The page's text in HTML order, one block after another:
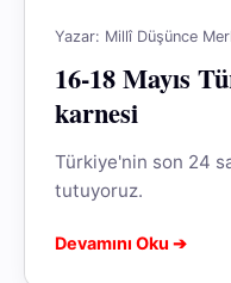
Yazar: Millî Düşünce
16-18 Mayıs
karnesi
Türkiye'nin son 24
tutuyoruz.
Devamını Oku ➔